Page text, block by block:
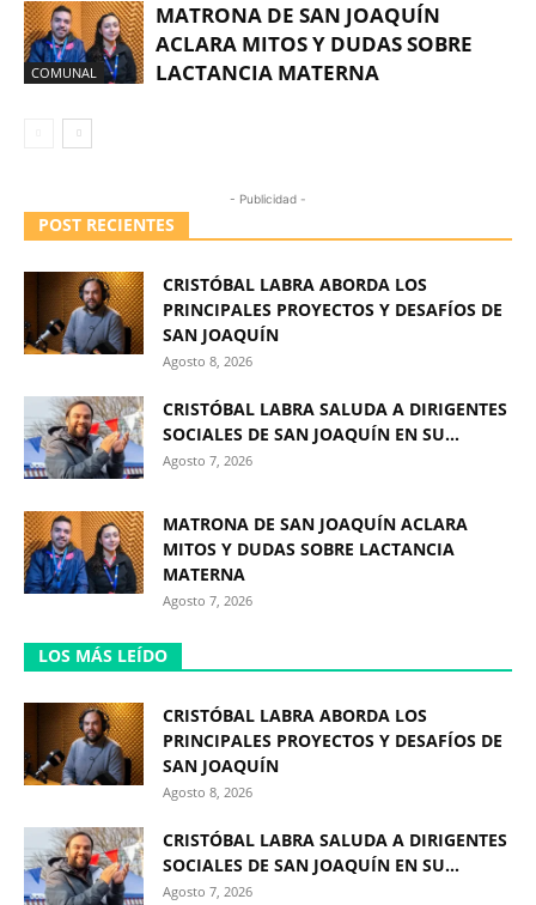
COMUNAL
MATRONA DE SAN JOAQUÍN
ACLARA MITOS Y DUDAS SOBRE
LACTANCIA MATERNA
- Publicidad -
POST RECIENTES
CRISTÓBAL LABRA ABORDA LOS
PRINCIPALES PROYECTOS Y DESAFÍOS DE
SAN JOAQUÍN
Agosto 8, 2026
CRISTÓBAL LABRA SALUDA A DIRIGENTES
SOCIALES DE SAN JOAQUÍN EN SU...
Agosto 7, 2026
MATRONA DE SAN JOAQUÍN ACLARA
MITOS Y DUDAS SOBRE LACTANCIA
MATERNA
Agosto 7, 2026
LOS MÁS LEÍDO
CRISTÓBAL LABRA ABORDA LOS
PRINCIPALES PROYECTOS Y DESAFÍOS DE
SAN JOAQUÍN
Agosto 8, 2026
CRISTÓBAL LABRA SALUDA A DIRIGENTES
SOCIALES DE SAN JOAQUÍN EN SU...
Agosto 7, 2026